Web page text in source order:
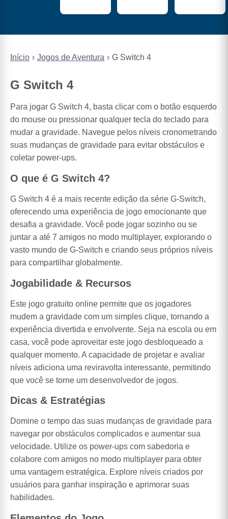
Início Jogos de Aventura G Switch 4
G Switch 4
Para jogar G Switch 4, basta clicar com o botão esquerdo
do mouse ou pressionar qualquer tecla do teclado para
mudar a gravidade. Navegue pelos níveis cronometrando
suas mudanças de gravidade para evitar obstáculos e
coletar power-ups.
O que é G Switch 4?
G Switch 4 é a mais recente edição da série G-Switch,
oferecendo uma experiência de jogo emocionante que
desafia a gravidade. Você pode jogar sozinho ou se
juntar a até 7 amigos no modo multiplayer, explorando o
vasto mundo de G-Switch e criando seus próprios níveis
para compartilhar globalmente.
Jogabilidade & Recursos
Este jogo gratuito online permite que os jogadores
mudem a gravidade com um simples clique, tornando a
experiência divertida e envolvente. Seja na escola ou em
casa, você pode aproveitar este jogo desbloqueado a
qualquer momento. A capacidade de projetar e avaliar
níveis adiciona uma reviravolta interessante, permitindo
que você se torne um desenvolvedor de jogos.
Dicas & Estratégias
Domine o tempo das suas mudanças de gravidade para
navegar por obstáculos complicados e aumentar sua
velocidade. Utilize os power-ups com sabedoria e
colabore com amigos no modo multiplayer para obter
uma vantagem estratégica. Explore níveis criados por
usuários para ganhar inspiração e aprimorar suas
habilidades.